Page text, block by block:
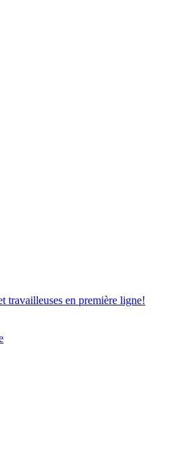
travailleuses en première ligne!